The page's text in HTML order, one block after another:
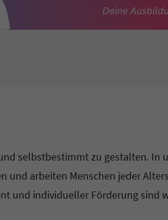
selbstbestimmt zu gestalten. In
arbeiten Menschen jeder
und individueller Förderung sind